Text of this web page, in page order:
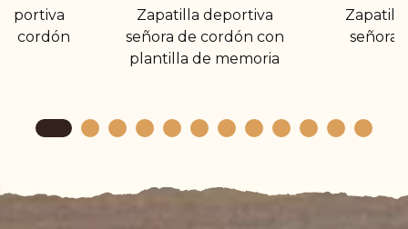
cordón
Zapatilla deportiva
señora de cordón con
plantilla de memoria
señora